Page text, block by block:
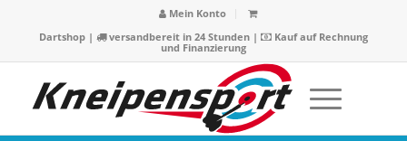
Mein Konto
Dartshop| versandbereit in 24 Stunden |
Kauf auf Rechnung
und Finanzierung